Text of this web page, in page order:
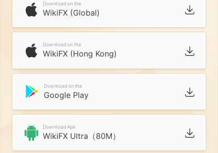
Download on the
WikiFX (Global)
Download on the
WikiFX (Hong Kong)
Download on the
Google Play
Download Apk
WikiFX Ultra（80M）